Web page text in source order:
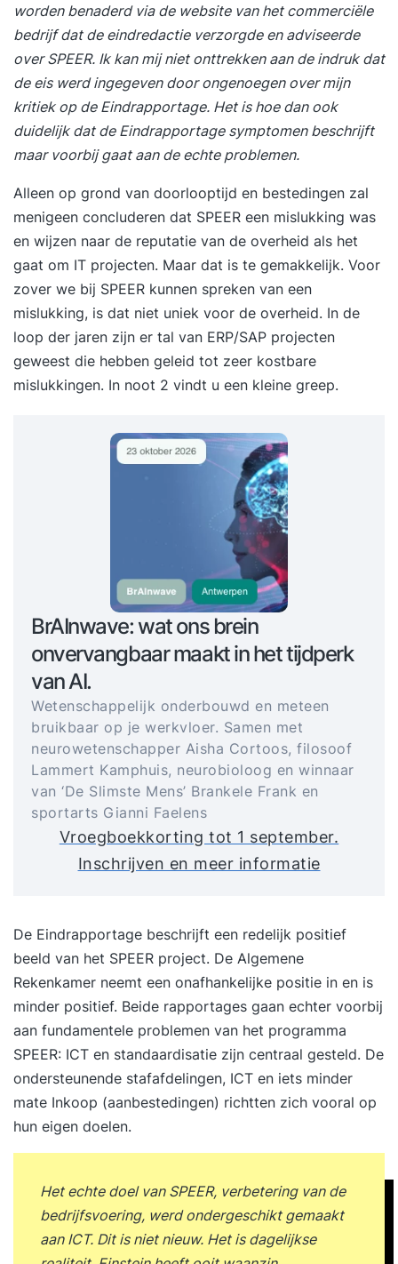
worden benaderd via de website van het commerciële
bedrijf dat de eindredactie verzorgde en adviseerde
over SPEER. Ik kan mij niet onttrekken aan de indruk dat
de eis werd ingegeven door ongenoegen over mijn
kritiek op de Eindrapportage. Het is hoe dan ook
duidelijk dat de Eindrapportage symptomen beschrijft
maar voorbij gaat aan de echte problemen.
Alleen op grond van doorlooptijd en bestedingen zal
menigeen concluderen dat SPEER een mislukking was
en wijzen naar de reputatie van de overheid als het
gaat om IT projecten. Maar dat is te gemakkelijk. Voor
zover we bij SPEER kunnen spreken van een
mislukking, is dat niet uniek voor de overheid. In de
loop der jaren zijn er tal van ERP/SAP projecten
geweest die hebben geleid tot zeer kostbare
mislukkingen. In noot 2 vindt u een kleine greep.
BrAInwave: wat ons brein
onvervangbaar maakt in het tijdperk
van AI.
Wetenschappelijk onderbouwd en meteen
bruikbaar op je werkvloer. Samen met
neurowetenschapper Aisha Cortoos, filosoof
Lammert Kamphuis, neurobioloog en winnaar
van ‘De Slimste Mens’ Brankele Frank en
sportarts Gianni Faelens
Vroegboekkorting tot 1 september.
Inschrijven en meer informatie
De Eindrapportage beschrijft een redelijk positief
beeld van het SPEER project. De Algemene
Rekenkamer neemt een onafhankelijke positie in en is
minder positief. Beide rapportages gaan echter voorbij
aan fundamentele problemen van het programma
SPEER: ICT en standaardisatie zijn centraal gesteld. De
ondersteunende stafafdelingen, ICT en iets minder
mate Inkoop (aanbestedingen) richtten zich vooral op
hun eigen doelen.
Het echte doel van SPEER, verbetering van de
bedrijfsvoering, werd ondergeschikt gemaakt
aan ICT. Dit is niet nieuw. Het is dagelijkse